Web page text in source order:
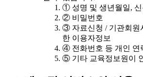
① 성명 및 생년월일, 신
② 비밀번호
③ 자료신청 / 기관회원
한 이용자정보
④ 전화번호 등 개인 연
⑤ 기타 교육정보원이